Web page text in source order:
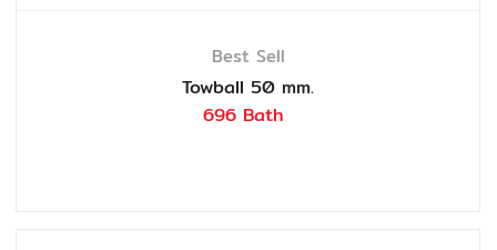
Best Sell
Towball 50 mm.
696 Bath